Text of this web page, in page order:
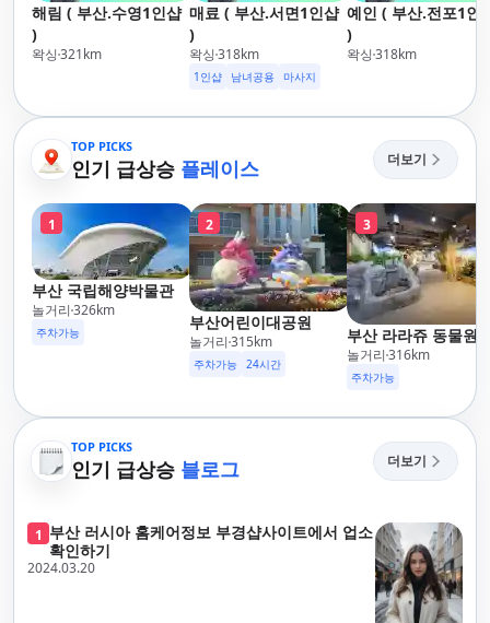
해림 ( 부산.수영1인샵
)
왁싱321km
매료 ( 부산.서면1인샵
)
왁싱318km
1인샵 남녀공용 마사지
예인 ( 부산.전포1인
)
왁싱318km
TOP PICKS
인기 급상승 플레이스 더보기
1
부산 국립해양박물관
놀거리 326km
주차가능
2
부산어린이대공원
놀거리 315km
주차가능 24시간
3
부산 라라쥬 동물원
놀거리 316km
주차가능
TOP PICKS
인기 급상승 블로그 더보기
1 부산 러시아 홈케어정보 부경샵사이트에서 업소
확인하기
2024.03.20